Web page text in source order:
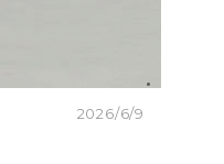
2026/6/9